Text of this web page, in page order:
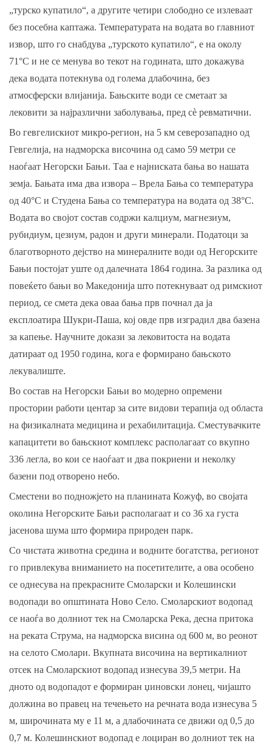
„турско купатило“, а другите четири слободно се излеваат
без посебна каптажа. Температурата на водата во главниот
извор, што го снабдува „турското купатило“, е на околу
71°C и не се менува во текот на годината, што докажува
дека водата потекнува од голема длабочина, без
атмосферски влијанија. Бањските води се сметаат за
лековити за најразлични заболувања, пред сè ревматични.
Во гевгелискиот микро-регион, на 5 км северозападно од
Гевгелија, на надморска височина од само 59 метри се
наоѓаат Негорски Бањи. Таа е најниската бања во нашата
земја. Бањата има два извора – Врела Бања со температура
од 40°С и Студена Бања со температура на водата од 38°С.
Водата во својот состав содржи калциум, магнезиум,
рубидиум, цезиум, радон и други минерали. Податоци за
благотворното дејство на минералните води од Негорските
Бањи постојат уште од далечната 1864 година. За разлика од
повеќето бањи во Македонија што потекнуваат од римскиот
период, се смета дека оваа бања прв почнал да ја
експлоатира Шукри-Паша, кој овде прв изградил два базена
за капење. Научните докази за лековитоста на водата
датираат од 1950 година, кога е формирано бањското
лекувалиште.
Во состав на Негорски Бањи во модерно опремени
простории работи центар за сите видови терапија од областа
на физикалната медицина и рехабилитација. Сместувачките
капацитети во бањскиот комплекс располагаат со вкупно
336 легла, во кои се наоѓаат и два покриени и неколку
базени под отворено небо.
Сместени во подножјето на планината Кожуф, во својата
околина Негорските Бањи располагаат и со 36 ха густа
јасенова шума што формира природен парк.
Со чистата животна средина и водните богатства, регионот
го привлекува вниманието на посетителите, а ова особено
се однесува на прекрасните Смоларски и Колешински
водопади во општината Ново Село. Смоларскиот водопад
се наоѓа во долниот тек на Смоларска Река, десна притока
на реката Струма, на надморска висина од 600 м, во реонот
на селото Смолари. Вкупната височина на вертикалниот
отсек на Смоларскиот водопад изнесува 39,5 метри. На
дното од водопадот е формиран џиновски лонец, чијашто
должина во правец на течењето на речната вода изнесува 5
м, широчината му е 11 м, а длабочината се движи од 0,5 до
0,7 м. Колешинскиот водопад е лоциран во долниот тек на